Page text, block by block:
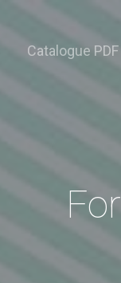
Catalogue PDF